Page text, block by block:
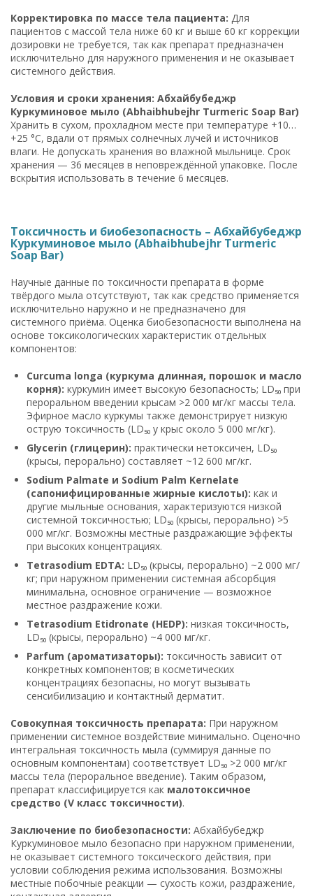
Корректировка по массе тела пациента: Для
пациентов с массой тела ниже 60 кг и выше 60 кг коррекции
дозировки не требуется, так как препарат предназначен
исключительно для наружного применения и не оказывает
системного действия.
Условия и сроки хранения: Абхайбубеджр
Куркуминовое мыло (Abhaibhubejhr Turmeric Soap Bar)
Хранить в сухом, прохладном месте при температуре +10…
+25 °C, вдали от прямых солнечных лучей и источников
влаги. Не допускать хранения во влажной мыльнице. Срок
хранения — 36 месяцев в неповреждённой упаковке. После
вскрытия использовать в течение 6 месяцев.
Токсичность и биобезопасность – Абхайбубеджр
Куркуминовое мыло (Abhaibhubejhr Turmeric
Soap Bar)
Научные данные по токсичности препарата в форме
твёрдого мыла отсутствуют, так как средство применяется
исключительно наружно и не предназначено для
системного приёма. Оценка биобезопасности выполнена на
основе токсикологических характеристик отдельных
компонентов:
Curcuma longa (куркума длинная, порошок и масло
корня): куркумин имеет высокую безопасность; LD₅₀ при
пероральном введении крысам >2 000 мг/кг массы тела.
Эфирное масло куркумы также демонстрирует низкую
острую токсичность (LD₅₀ у крыс около 5 000 мг/кг).
Glycerin (глицерин): практически нетоксичен, LD₅₀
(крысы, перорально) составляет ~12 600 мг/кг.
Sodium Palmate и Sodium Palm Kernelate
(сапонифицированные жирные кислоты): как и
другие мыльные основания, характеризуются низкой
системной токсичностью; LD₅₀ (крысы, перорально) >5
000 мг/кг. Возможны местные раздражающие эффекты
при высоких концентрациях.
Tetrasodium EDTA: LD₅₀ (крысы, перорально) ~2 000 мг/
кг; при наружном применении системная абсорбция
минимальна, основное ограничение — возможное
местное раздражение кожи.
Tetrasodium Etidronate (HEDP): низкая токсичность,
LD₅₀ (крысы, перорально) ~4 000 мг/кг.
Parfum (ароматизаторы): токсичность зависит от
конкретных компонентов; в косметических
концентрациях безопасны, но могут вызывать
сенсибилизацию и контактный дерматит.
Совокупная токсичность препарата: При наружном
применении системное воздействие минимально. Оценочно
интегральная токсичность мыла (суммируя данные по
основным компонентам) соответствует LD₅₀ >2 000 мг/кг
массы тела (пероральное введение). Таким образом,
препарат классифицируется как малотоксичное
средство (V класс токсичности).
Заключение по биобезопасности: Абхайбубеджр
Куркуминовое мыло безопасно при наружном применении,
не оказывает системного токсического действия, при
условии соблюдения режима использования. Возможны
местные побочные реакции — сухость кожи, раздражение,